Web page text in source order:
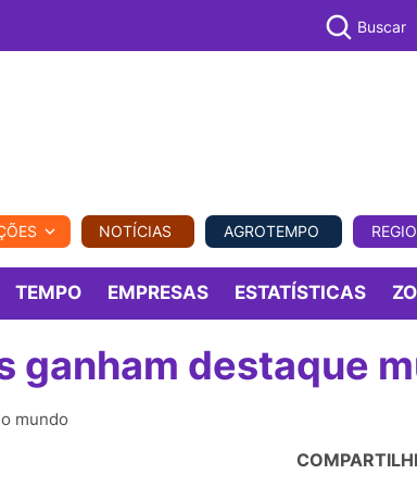
COMERCIAL AGROVIAGENS
Buscar
NOTÍCIAS AGROTEMPO
TEMPO EMPRESAS ESTATÍSTICAS
ganham destaque
mundo